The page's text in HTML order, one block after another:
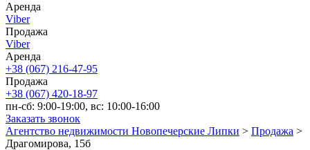
Аренда
Viber
Продажа
Viber
Аренда
+38 (067) 216-47-95
Продажа
+38 (067) 420-18-97
пн-сб: 9:00-19:00, вс: 10:00-16:00
Заказать звонок
Агентство недвижимости Новопечерские Липки > Продажа >
Драгомирова, 15б